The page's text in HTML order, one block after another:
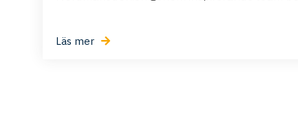
Läs mer